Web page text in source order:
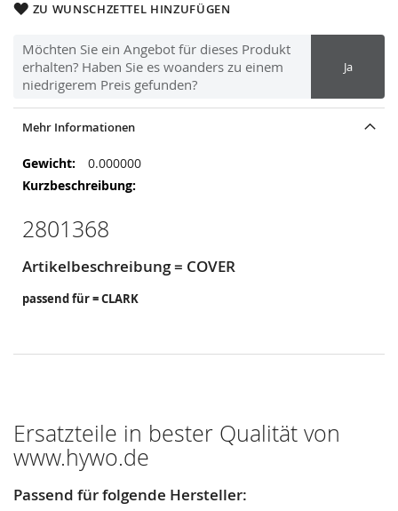
ZU WUNSCHZETTEL HINZUFÜGEN
Möchten Sie ein Angebot für dieses Produkt
erhalten? Haben Sie es woanders zu einem
niedrigerem Preis gefunden?
Ja
Mehr Informationen
Mehr
Informationen
0.000000
2801368
Artikelbeschreibung = COVER
passend für = CLARK
Ersatzteile in bester Qualität von
www.hywo.de
Passend für folgende Hersteller: